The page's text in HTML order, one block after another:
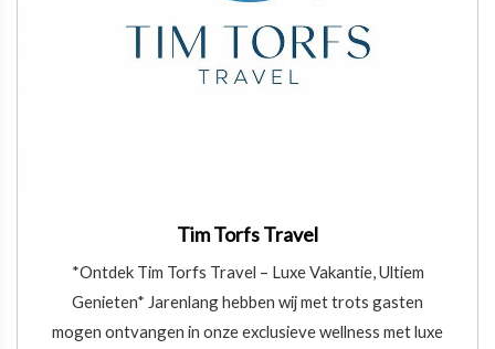
Tim Torfs Travel
*Ontdek Tim Torfs Travel – Luxe Vakantie, Ultiem
Genieten* Jarenlang hebben wij met trots gasten
mogen ontvangen in onze exclusieve wellness met luxe